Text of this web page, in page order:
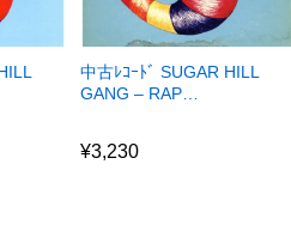
中古ﾚｺｰﾄﾞ SUGAR HILL
GANG – RAP…
¥3,230